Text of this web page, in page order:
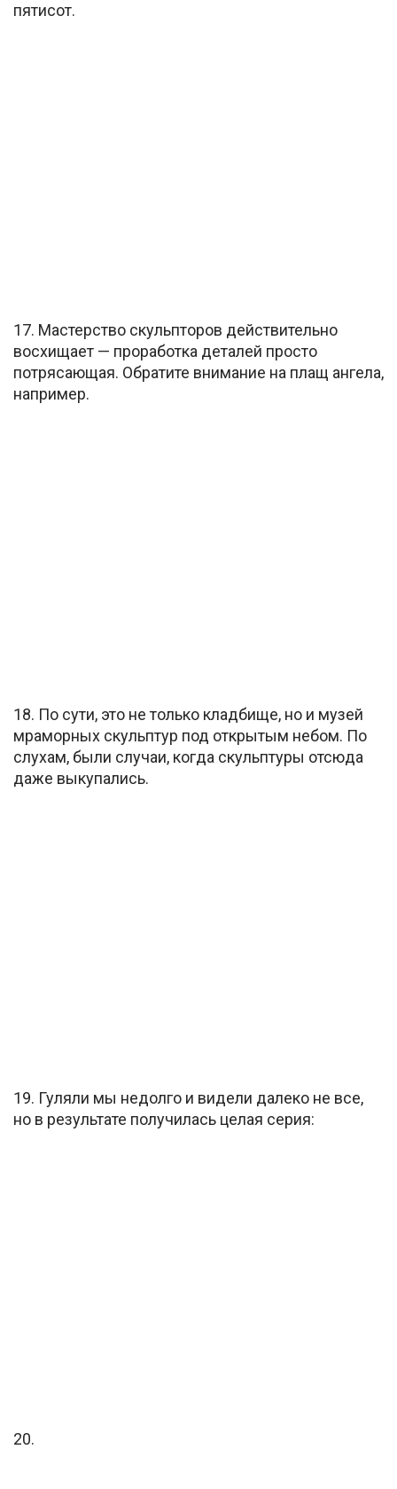
пятисот.
17. Мастерство скульпторов действительно
восхищает — проработка деталей просто
потрясающая. Обратите внимание на плащ ангела,
например.
18. По сути, это не только кладбище, но и музей
мраморных скульптур под открытым небом. По
слухам, были случаи, когда скульптуры отсюда
даже выкупались.
19. Гуляли мы недолго и видели далеко не все,
но в результате получилась целая серия:
20.